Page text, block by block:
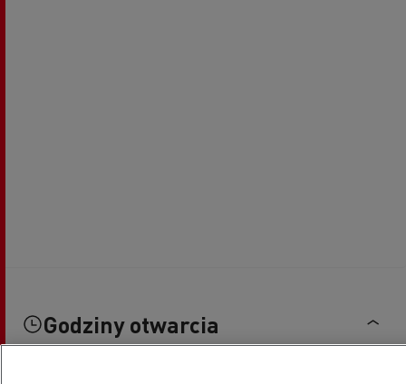
Godziny otwarcia